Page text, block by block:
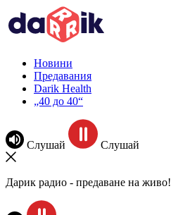
Новини
Предавания
Darik Health
„40 до 40“
Слушай Слушай
Дарик радио - предаване на живо!